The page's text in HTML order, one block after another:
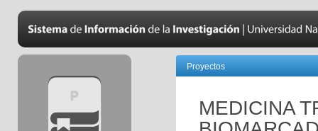
Proyectos
MEDICINA